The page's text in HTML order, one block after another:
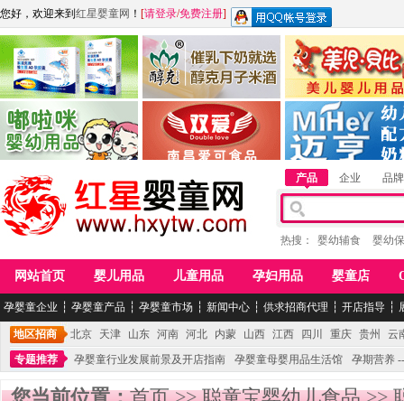
您好，欢迎来到 红星婴童网 ！ [请登录/免费注册]
江西麦嘟嘟食品有限公司
青岛嘟啦咪婴幼儿用品公司
江西醇之客月子米酒 惠州市美儿婴儿用品
湖南迈亨母婴用品有限
产品 企业 品牌
热搜： 婴幼辅食 婴幼
网站首页 婴儿用品 儿童用品 孕妇用品 婴童店
孕婴童企业 ┆ 孕婴童产品 ┆ 孕婴童市场 ┆ 新闻中心 ┆ 供求招商代理 ┆ 开店指导 ┆
地区招商 北京 天津 山东 河南 河北 内蒙 山西 江西 四川 重庆 贵州
云
专题推荐
孕婴童行业发展前景及开店指南 孕婴童母婴用品生活馆 孕期营养